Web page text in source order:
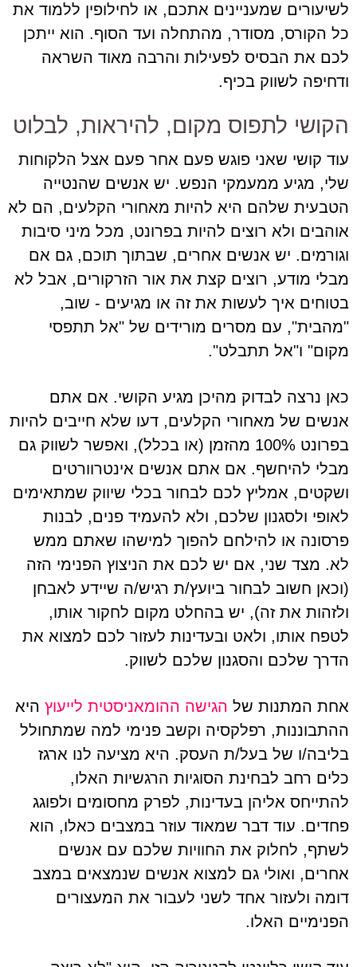
לשיעורים שמעניינים אתכם, או לחילופין ללמוד את
כל הקורס, מסודר, מהתחלה ועד הסוף. הוא ייתכן
לכם את הבסיס לפעילות והרבה מאוד השראה
ודחיפה לשווק בכיף.
הקושי לתפוס מקום, להיראות, לבלוט
עוד קושי שאני פוגש פעם אחר פעם אצל הלקוחות
שלי, מגיע ממעמקי הנפש. יש אנשים שהנטייה
הטבעית שלהם היא להיות מאחורי הקלעים, הם לא
אוהבים ולא רוצים להיות בפרונט, מכל מיני סיבות
וגורמים. יש אנשים אחרים, שבתוך תוכם, גם אם
מבלי מודע, רוצים קצת את אור הזרקורים, אבל לא
בטוחים איך לעשות את זה או מגיעים - שוב,
"מהבית", עם מסרים מורידים של "אל תתפסי
מקום" ו"אל תתבלט".
כאן נרצה לבדוק מהיכן מגיע הקושי. אם אתם
אנשים של מאחורי הקלעים, דעו שלא חייבים להיות
בפרונט 100% מהזמן (או בכלל), ואפשר לשווק גם
מבלי להיחשף. אם אתם אנשים אינטרוורטים
ושקטים, אמליץ לכם לבחור בכלי שיווק שמתאימים
לאופי ולסגנון שלכם, ולא להעמיד פנים, לבנות
פרסונה או להילחם להפוך למישהו שאתם ממש
לא. מצד שני, אם יש לכם את הניצוץ הפנימי הזה
(וכאן חשוב לבחור ביועץ/ת רגיש/ה שיידע לאבחן
ולזהות את זה), יש בהחלט מקום לחקור אותו,
לטפח אותו, ולאט ובעדינות לעזור לכם למצוא את
הדרך שלכם והסגנון שלכם לשווק.
אחת המתנות של הגישה ההומאניסטית לייעוץהיא
ההתבוננות, רפלקסיה וקשב פנימי למה שמתחולל
בליבה/ו של בעל/ת העסק. היא מציעה לנו ארגז
כלים רחב לבחינת הסוגיות הרגשיות האלו,
להתייחס אליהן בעדינות, לפרק מחסומים ולפוגג
פחדים. עוד דבר שמאוד עוזר במצבים כאלו, הוא
לשתף, לחלוק את החוויות שלכם עם אנשים
אחרים, ואולי גם למצוא אנשים שנמצאים במצב
דומה ולעזור אחד לשני לעבור את המעצורים
הפנימיים האלו.